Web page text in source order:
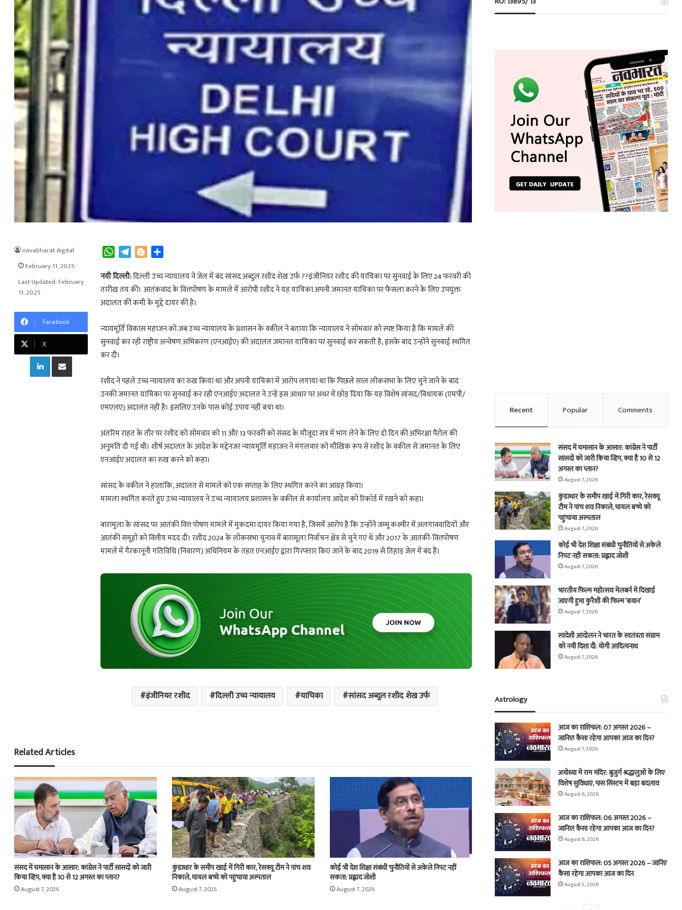
W
a
t
s
p
p
T
l
e
g
a
m
B
o
g
g
r
a
r
e
नयी दिल्ली:दिल्ली उच्च न्यायालय ने जेल में बंद सांसद अब्दुल रशीद शेख उर्फ ??इंजीनियर रशीद की याचिका पर सुनवाई के लिए 24 फरवरी की
तारीख तय की। आतंकवाद के वित्तपोषण के मामले में आरोपी रशीद ने यह याचिका अपनी जमानत याचिका पर फैसला करने के लिए उपयुक्त
अदालत की कमी के मुद्दे दायर की है।
न्यायमूर्ति विकास महाजन को जब उच्च न्यायालय के प्रशासन के वकील ने बताया कि न्यायालय ने सोमवार को स्पष्ट किया है कि मामले की
सुनवाई कर रही राष्ट्रीय अन्वेषण अभिकरण (एनआईए) की अदालत जमानत याचिका पर सुनवाई कर सकती है, इसके बाद उन्होंने सुनवाई स्थगित
कर दी।
रशीद ने पहले उच्च न्यायालय का रुख किया था और अपनी याचिका में आरोप लगाया था कि पिछले साल लोकसभा के लिए चुने जाने के बाद
उनकी जमानत याचिका पर सुनवाई कर रही एनआईए अदालत ने उन्हें इस आधार पर अधर में छोड़ दिया कि यह विशेष सांसद/विधायक (एमपी/
एमएलए) अदालत नहीं है। इसलिए उनके पास कोई उपाय नहीं बचा था।
अंतरिम राहत के तौर पर रशीद को सोमवार को 11 और 13 फरवरी को संसद के मौजूदा सत्र में भाग लेने के लिए दो दिन की अभिरक्षा पैरोल की
अनुमति दी गई थी। शीर्ष अदालत के आदेश के मद्देनजर न्यायमूर्ति महाजन ने मंगलवार को मौखिक रूप से रशीद के वकील से जमानत के लिए
एनआईए अदालत का रुख करने को कहा।
सांसद के वकील ने हालांकि, अदालत से मामले को एक सप्ताह के लिए स्थगित करने का आग्रह किया।
मामला स्थगित करते हुए उच्च न्यायालय ने उच्च न्यायालय प्रशासन के वकील से कार्यालय आदेश को रिकॉर्ड में रखने को कहा।
बारामुला के सांसद पर आतंकी वित्त पोषण मामले में मुकदमा दायर किया गया है, जिसमें आरोप है कि उन्होंने जम्मू कश्मीर में अलगाववादियों और
आतंकी समूहों को वित्तीय मदद दी। रशीद 2024 के लोकसभा चुनाव में बारामूला निर्वाचन क्षेत्र से चुने गए थे और 2017 के आतंकी-वित्तपोषण
मामले में गैरकानूनी गतिविधि (निवारण) अधिनियम के तहत एनआईए द्वारा गिरफ्तार किए जाने के बाद 2019 से तिहाड़ जेल में बंद हैं।
इंजीनियर रशीद दिल्ली उच्च न्यायालय याचिका सांसद अब्दुल रशीद शेख उर्फ
navabharat digital
February 11, 2025
Last Updated: February
11, 2025
Facebook
X
LinkedInShare via Email
Related Articles
संसद में घमासान के आसार: कांग्रेस ने पार्टी सांसदों को जारी
किया व्हिप, क्या है 10 से 12 अगस्त का प्लान?
August 7, 2026
कुंडाधार के समीप खाई में गिरी कार, रेसक्यू टीम ने पांच शव
निकाले, घायल बच्चे को पहुंचाया अस्पताल
August 7, 2026
कोई भी देश शिक्षा संबंधी चुनौतियों से अकेले निपट नहीं
सकता: प्रह्लाद जोशी
August 7, 2026
Recent Popular Comments
संसद में घमासान के आसार: कांग्रेस ने पार्टी
सांसदों को जारी किया व्हिप, क्या है 10 से 12
अगस्त का प्लान?
August 7, 2026
कुंडाधार के समीप खाई में गिरी कार, रेसक्यू
टीम ने पांच शव निकाले, घायल बच्चे को
पहुंचाया अस्पताल
August 7, 2026
कोई भी देश शिक्षा संबंधी चुनौतियों से अकेले
निपट नहीं सकता: प्रह्लाद जोशी
August 7, 2026
भारतीय फिल्म महोत्सव मेलबर्न में दिखाई
जाएगी हुमा कुरैशी की फिल्म ‘बयान’
August 7, 2026
स्वदेशी आंदोलन ने भारत के स्वतंत्रता संग्राम
को नयी दिशा दी: योगी आदित्यनाथ
August 7, 2026
Astrology
आज का राशिफल: 07 अगस्त 2026 –
जानिए! कैसा रहेगा आपका आज का दिन?
August 7, 2026
अयोध्या में राम मंदिर: बुजुर्ग श्रद्धालुओं के लिए
विशेष सुविधाएं, पास सिस्टम में बड़ा बदलाव
August 6, 2026
आज का राशिफल: 06 अगस्त 2026 –
जानिए! कैसा रहेगा आपका आज का दिन?
August 6, 2026
आज का राशिफल: 05 अगस्त 2026 – जानिए
कैसा रहेगा आपका आज का दिन
August 5, 2026